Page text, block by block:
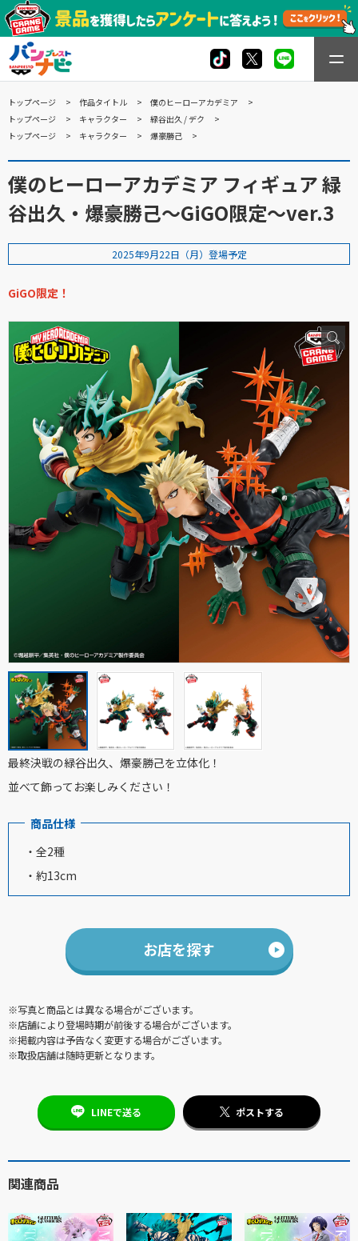
トップページ 作品タイトル
僕のヒーローアカデミア
トップページ
キャラクター
緑谷出久 / デク
トップページ
キャラクター 爆豪勝己
僕のヒーローアカデミア フィギュア 緑
谷出久・爆豪勝己～GiGO限定～ver.3
2025年9月22日（月）登場予定
GiGO限定！
最終決戦の緑谷出久、爆豪勝己を立体化！
並べて飾ってお楽しみください！
商品仕様
・全2種
・約13cm
お店を探す
※写真と商品とは異なる場合がございます。
※店舗により登場時期が前後する場合がございます。
※掲載内容は予告なく変更する場合がございます。
※取扱店舗は随時更新となります。
LINEで送る ポストする
関連商品